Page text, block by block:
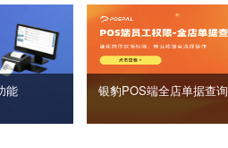
能 银豹POS端全店单据查询